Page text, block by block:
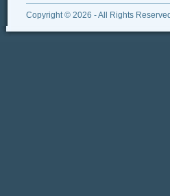
Copyright © 2026 - All Rights